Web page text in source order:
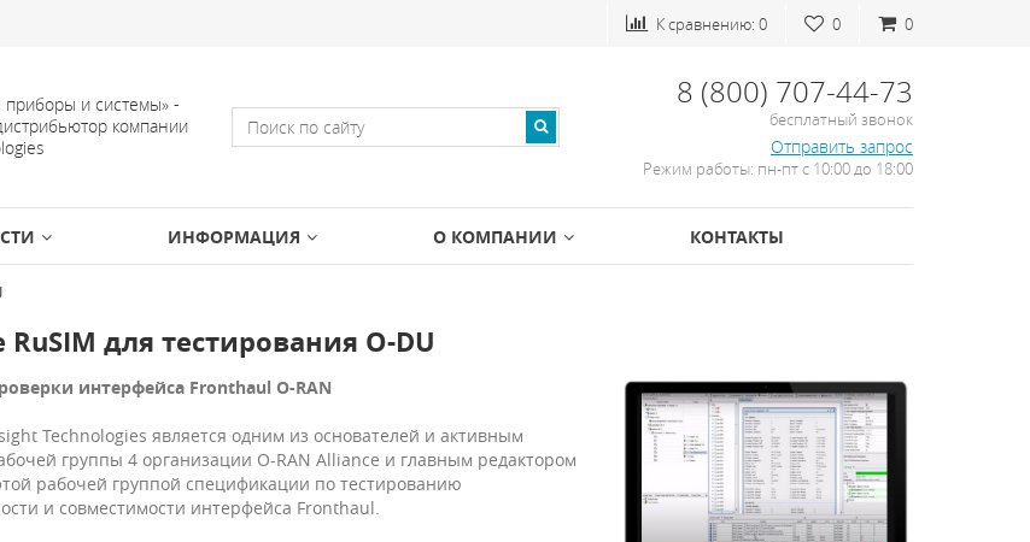
0
0
К сравнению: 0
и системы» -
компании
8 (800) 707-44-73
бесплатный звонок
Отправить запрос
Режим работы: пн-пт с 10:00 до 18:00
ИНФОРМАЦИЯ О КОМПАНИИ КОНТАКТЫ
для тестирования O-DU
интерфейса Fronthaul O-RAN
Technologies является одним из основателей и активным
группы 4 организации O-RAN Alliance и главным редактором
рабочей группой спецификации по тестированию
и совместимости интерфейса Fronthaul.